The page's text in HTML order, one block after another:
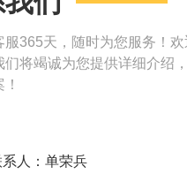
服365天，随时为您服务！
们将竭诚为您提供详细介绍
人：单荣兵